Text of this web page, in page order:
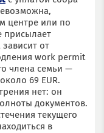
центре или по
присылает
от
work permit
члена семьи —
69 EUR.
нет: он
документов.
текущего
в